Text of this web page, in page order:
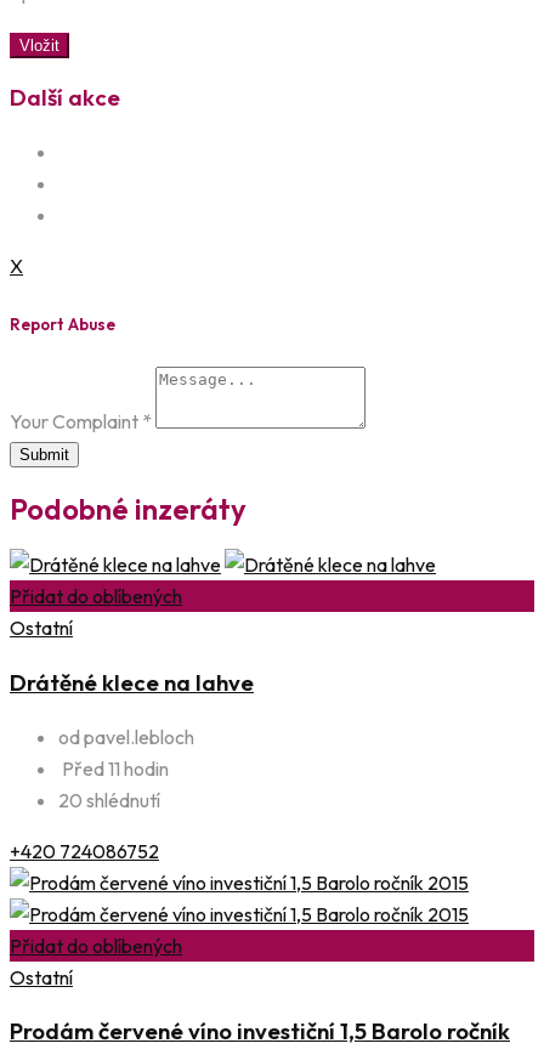
Vložit
Další akce
X
Report Abuse
Your Complaint *
Submit
Podobné inzeráty
Přidat do oblíbených
Ostatní
Drátěné klece na lahve
od pavel.lebloch
Před 11 hodin
20 shlédnutí
+420 724086752
Přidat do oblíbených
Ostatní
Prodám červené víno investiční 1,5 Barolo ročník